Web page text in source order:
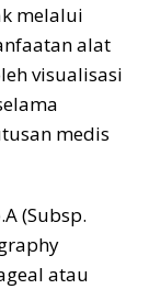
melalui
alat
visualisasi
medis
(Subsp.
atau